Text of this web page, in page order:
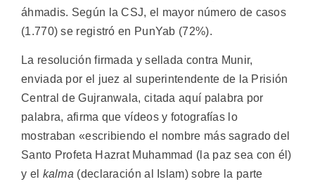
áhmadis. Según la CSJ, el mayor número de casos
(1.770) se registró en PunYab (72%).
La resolución firmada y sellada contra Munir,
enviada por el juez al superintendente de la Prisión
Central de Gujranwala, citada aquí palabra por
palabra, afirma que vídeos y fotografías lo
mostraban «escribiendo el nombre más sagrado del
Santo Profeta Hazrat Muhammad (la paz sea con él)
y el kalma (declaración al Islam) sobre la parte